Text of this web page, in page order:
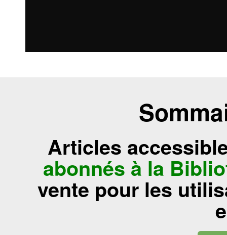
Articles
abonnés à la
vente pour les